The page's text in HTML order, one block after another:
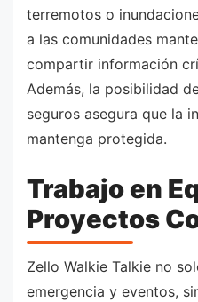
terremotos o
a las comunidades
compartir información
Además, la posibilidad
seguros asegura que la
mantenga protegida.
Trabajo en
Proyectos
Zello Walkie Talkie no
emergencia y eventos,